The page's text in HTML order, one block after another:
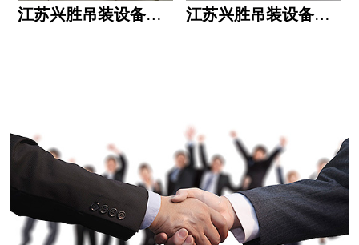
江苏兴胜吊装设备有限公司五大透明 江苏兴胜吊装设备有限公司运作模式